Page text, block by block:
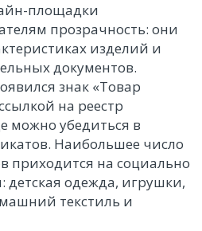
площадки
прозрачность: они
изделий и
документов.
знак «Товар
на реестр
можно убедиться в
Наибольшее число
приходится на социально
детская одежда, игрушки,
текстиль и